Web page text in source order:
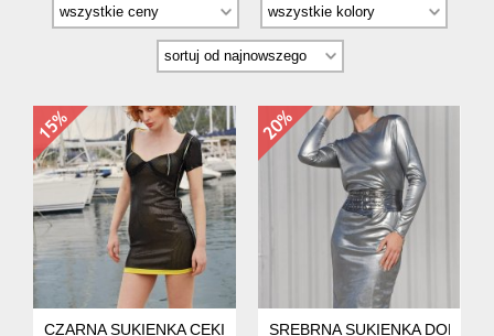
CZARNA SUKIENKA CEKINOWASREBRNA SUKIENKA